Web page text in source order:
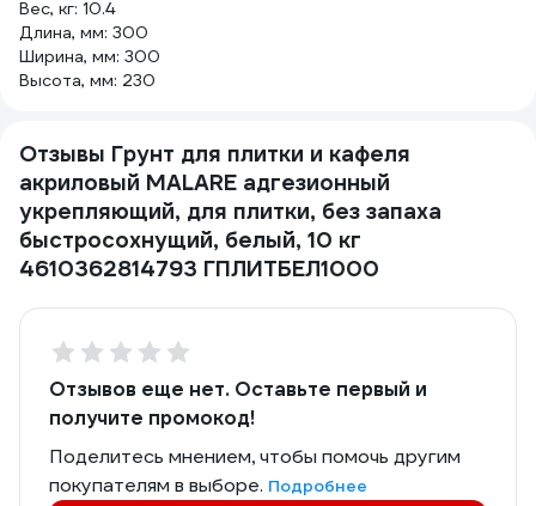
Вес, кг: 10.4
Длина, мм: 300
Ширина, мм: 300
Высота, мм: 230
Отзывы Грунт для плитки и кафеля
акриловый MALARE адгезионный
укрепляющий, для плитки, без запаха
быстросохнущий, белый, 10 кг
4610362814793 ГПЛИТБЕЛ1000
Отзывов еще нет. Оставьте первый и
получите промокод!
Поделитесь мнением, чтобы помочь другим
покупателям в выборе. Подробнее